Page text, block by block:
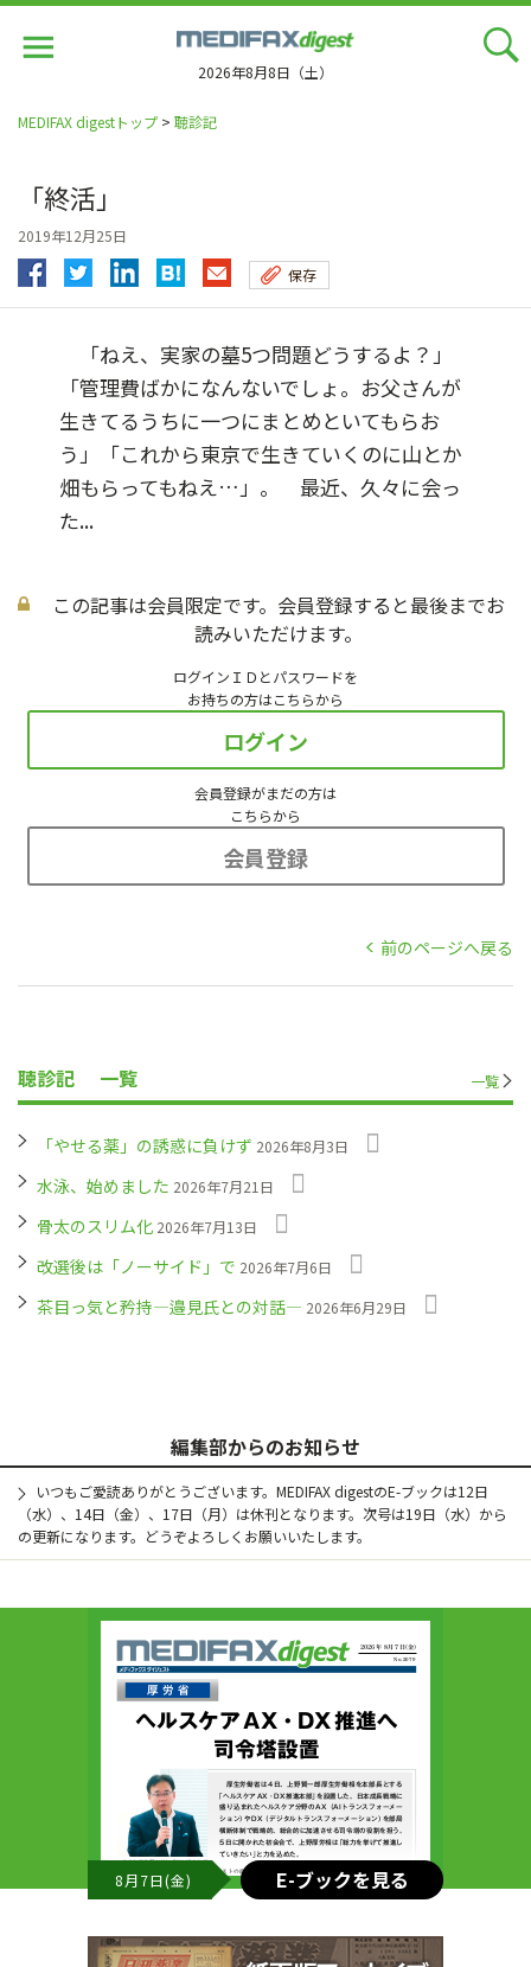
2026年8月8日（土）
MEDIFAX digestトップ > 聴診記
「終活」
2019年12月25日
保存
「ねえ、実家の墓5つ問題どうするよ？」
「管理費ばかになんないでしょ。お父さんが
生きてるうちに一つにまとめといてもらお
う」「これから東京で生きていくのに山とか
畑もらってもねえ…」。 最近、久々に会っ
た...
この記事は会員限定です。会員登録すると最後までお
読みいただけます。
ログインＩＤとパスワードを
お持ちの方はこちらから
ログイン
会員登録がまだの方は
こちらから
会員登録
前のページへ戻る
聴診記 一覧 一覧
「やせる薬」の誘惑に負けず 2026年8月3日
水泳、始めました 2026年7月21日
骨太のスリム化 2026年7月13日
改選後は「ノーサイド」で 2026年7月6日
茶目っ気と矜持―邉見氏との対話― 2026年6月29日
編集部からのお知らせ
いつもご愛読ありがとうございます。MEDIFAX digestのE-ブックは12日
（水）、14日（金）、17日（月）は休刊となります。次号は19日（水）から
の更新になります。どうぞよろしくお願いいたします。
8月7日(金) E-ブックを見る